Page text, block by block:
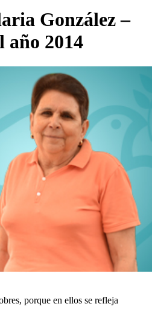
González –
2014
porque en ellos se refleja